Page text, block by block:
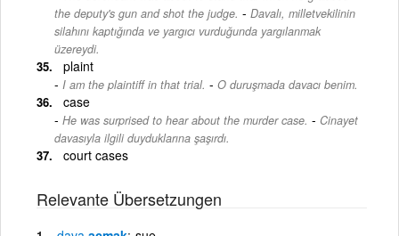
the deputy's gun and shot the judge. - Davalı, milletvekilinin
silahını kaptığında ve yargıcı vurduğunda yargılanmak
üzereydi.
plaint
I am the plaintiff in that trial. - O duruşmada davacı benim.
case
He was surprised to hear about the murder case. - Cinayet
davasıyla ilgili duyduklarına şaşırdı.
court cases
Relevante Übersetzungen